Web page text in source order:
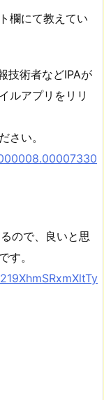
欄にて教えてい
技術者などIPAが
ルアプリをリリ
さい。
ので、良いと思
す。